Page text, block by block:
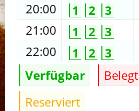
20:00
1 2 3
21:00
1 2 3
22:00
1 2 3
Verfügbar
Belegt
Reserviert